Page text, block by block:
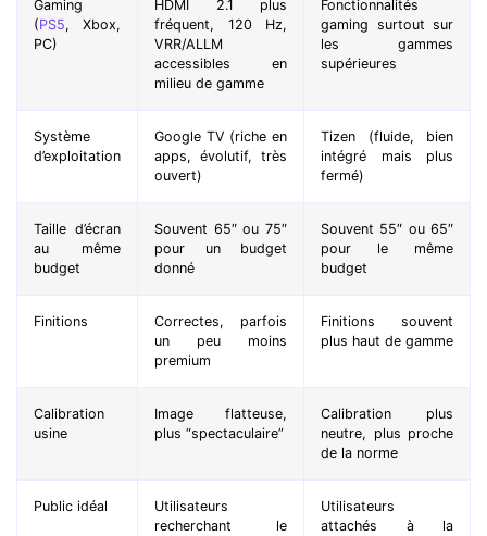
Gaming
(PS5, Xbox,
PC)
HDMI 2.1 plus
fréquent, 120 Hz,
VRR/ALLM
accessibles en
milieu de gamme
Fonctionnalités
gaming surtout sur
les gammes
supérieures
Système
d’exploitation
Google TV (riche en
apps, évolutif, très
ouvert)
Tizen (fluide, bien
intégré mais plus
fermé)
Taille d’écran
au même
budget
Souvent 65″ ou 75″
pour un budget
donné
Souvent 55″ ou 65″
pour le même
budget
Finitions
Correctes, parfois
un peu moins
premium
Finitions souvent
plus haut de gamme
Calibration
usine
Image flatteuse,
plus “spectaculaire”
Calibration plus
neutre, plus proche
de la norme
Public idéal
Utilisateurs
recherchant le
Utilisateurs
attachés à la